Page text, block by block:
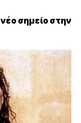
σημείο στην